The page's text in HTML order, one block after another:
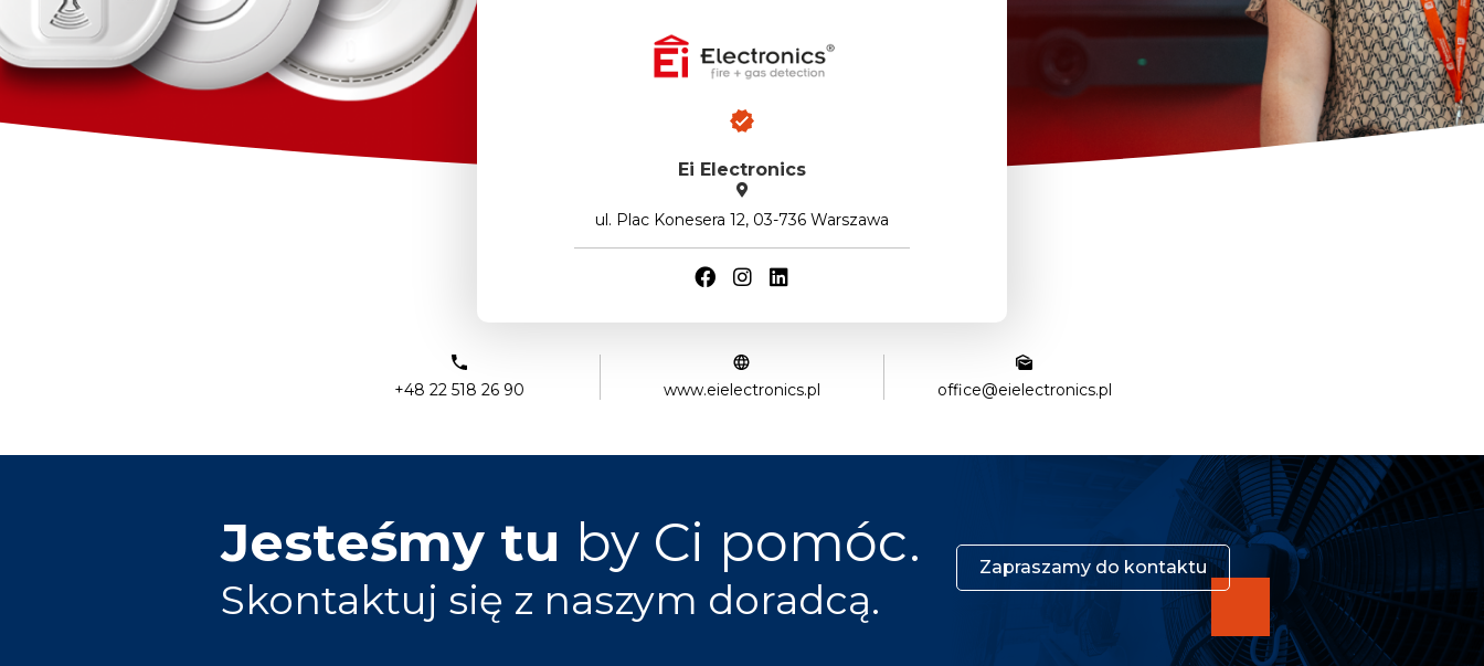
Ei Electronics
ul. Plac Konesera 12, 03-736 Warszawa
+48 22 518 26 90 www.eielectronics.pl office@eielectronics.pl
Jesteśmy tu by Ci pomóc.
Skontaktuj się z naszym doradcą.
Zapraszamy do kontaktu